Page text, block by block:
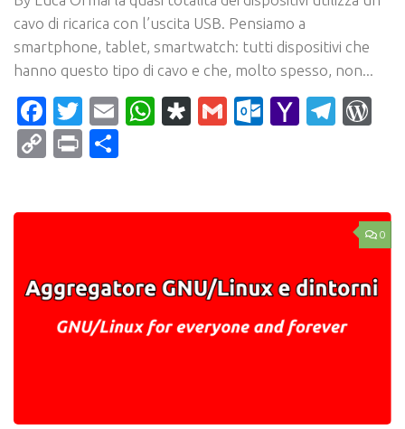
cavo di ricarica con l’uscita USB. Pensiamo a
smartphone, tablet, smartwatch: tutti dispositivi che
hanno questo tipo di cavo e che, molto spesso, non...
Facebook
Twitter
EmailWhatsApp
Diaspora
Gmail Yahoo
CopyPrint
0